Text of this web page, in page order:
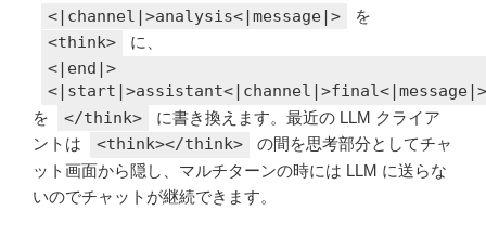
<|channel|>analysis<|message|> を
<think> に、
<|end|>
<|start|>assistant<|channel|>final<|message|>
を </think>
に書き換えます。最近の LLM クライア
ントは
<think></think>
の間を思考部分としてチャ
ット画面から隠し、マルチターンの時には LLM に送らな
いのでチャットが継続できます。